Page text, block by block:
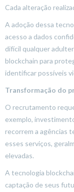
Cada alteração
A adoção dessa
acesso a dados
difícil qualquer
blockchain para
identificar possíveis
Transformação do
O recrutamento
exemplo,
recorrem a agências
esses serviços,
elevadas.
A tecnologia
captação de seus